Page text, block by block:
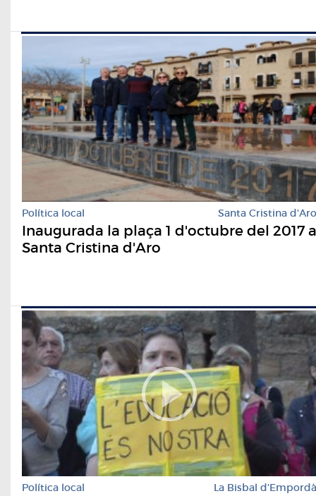
Política local Santa Cristina d'Aro
Inaugurada la plaça 1 d'octubre del 2017 a
Santa Cristina d'Aro
Política local La Bisbal d'Empordà